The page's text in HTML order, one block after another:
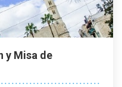
y Misa de